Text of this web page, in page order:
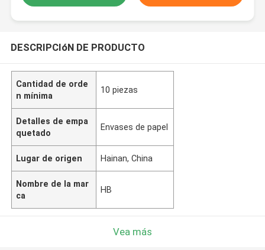
DESCRIPCIóN DE PRODUCTO
Cantidad de orde
n mínima
10 piezas
Detalles de empa
quetado
Envases de papel
Lugar de origen Hainan, China
Nombre de la mar
ca
HB
Vea más